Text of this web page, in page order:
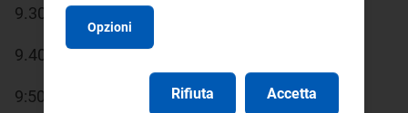
9.30 Saluti iniziali del Collegio Arera
9.40 Introduzione Massimo Ricci - ARERA
9:50
L'autoconsumo e le diverse
Opzioni
Rifiuta Accetta